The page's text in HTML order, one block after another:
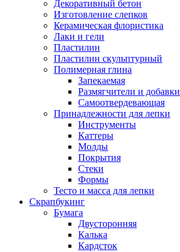
Декоративный бетон
Изготовление слепков
Керамическая флористика
Лаки и гели
Пластилин
Пластилин скульптурный
Полимерная глина
Запекаемая
Размягчители и добавки
Самоотвердевающая
Принадлежности для лепки
Инструменты
Каттеры
Молды
Покрытия
Стеки
Формы
Тесто и масса для лепки
Скрапбукинг
Бумага
Двусторонняя
Калька
Кардсток